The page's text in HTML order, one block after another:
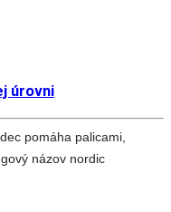
úrovni
pomáha palicami,
názov nordic